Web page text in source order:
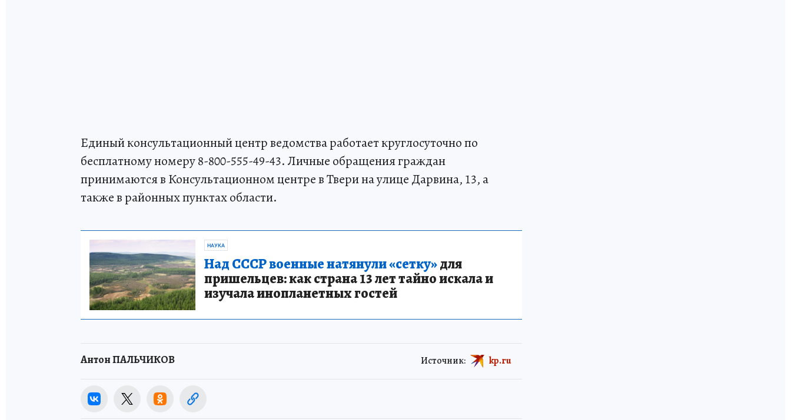
Единый консультационный центр ведомства работает круглосуточно по
бесплатному номеру 8-800-555-49-43. Личные обращения граждан
принимаются в Консультационном центре в Твери на улице Дарвина, 13, а
также в районных пунктах области.
НАУКА
Над СССР военные натянули «сетку»для
пришельцев: как страна 13 лет тайно искала и
изучала инопланетных гостей
Антон ПАЛЬЧИКОВ Источник: kp.ru